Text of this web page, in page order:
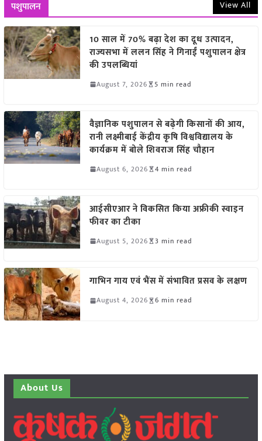
पशुपालन View All
10 साल में 70% बढ़ा देश का दूध उत्पादन,
राज्यसभा में ललन सिंह ने गिनाईं पशुपालन क्षेत्र
की उपलब्धियां
August 7, 2026 5 min read
वैज्ञानिक पशुपालन से बढ़ेगी किसानों की आय,
रानी लक्ष्मीबाई केंद्रीय कृषि विश्वविद्यालय के
कार्यक्रम में बोले शिवराज सिंह चौहान
August 6, 2026 4 min read
आईसीएआर ने विकसित किया अफ्रीकी स्वाइन
फीवर का टीका
August 5, 2026 3 min read
गाभिन गाय एवं भैंस में संभावित प्रसव के लक्षण
August 4, 2026 6 min read
About Us